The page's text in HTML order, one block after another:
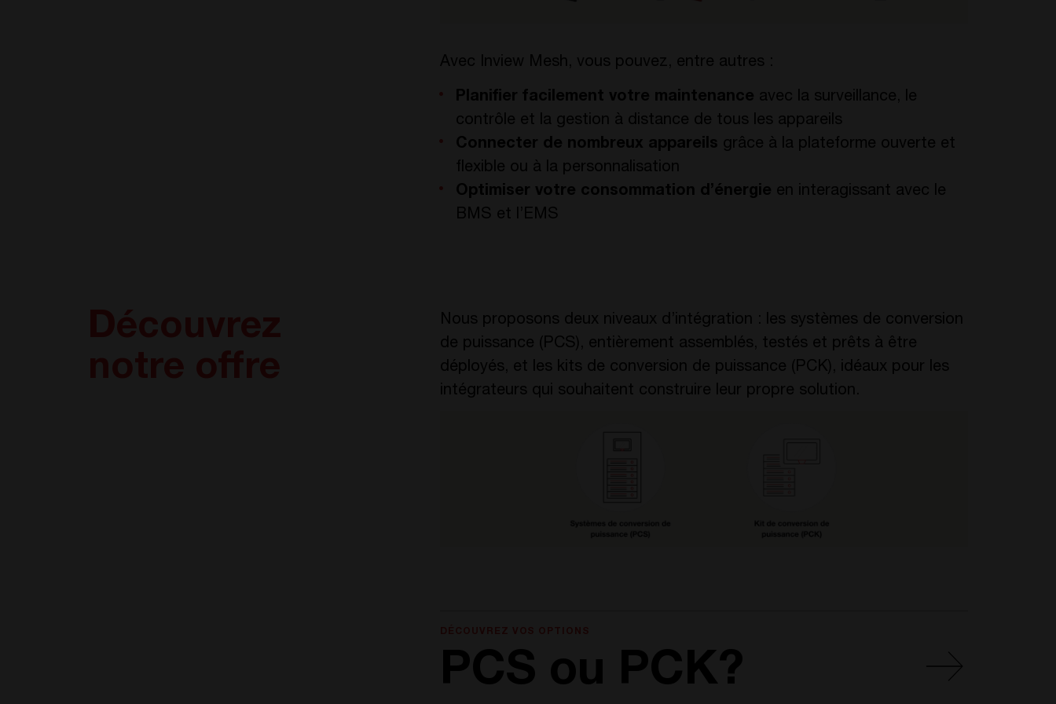
Avec Inview Mesh, vous pouvez, entre autres :
Planifier facilement votre maintenance avec la surveillance, le
contrôle et la gestion à distance de tous les appareils
Connecter de nombreux appareils grâce à la plateforme ouverte et
flexible ou à la personnalisation
Optimiser votre consommation d’énergie en interagissant avec le
BMS et l’EMS
Nous proposons deux niveaux d’intégration : les systèmes de conversion
de puissance (PCS), entièrement assemblés, testés et prêts à être
déployés, et les kits de conversion de puissance (PCK), idéaux pour les
intégrateurs qui souhaitent construire leur propre solution.
PCS ou PCK?